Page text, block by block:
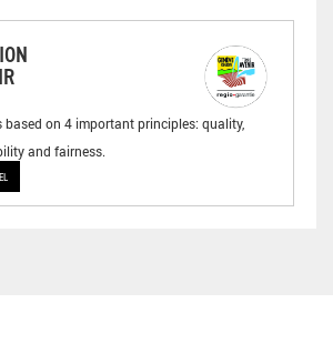
based on 4 important principles: quality,
and fairness.